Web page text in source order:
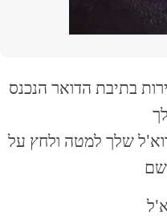
בתיבת הדואר הנכנס
שלך למטה ולחץ על